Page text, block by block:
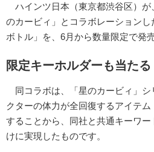
ハインツ日本（東京都渋谷区）が
のカービィ」とコラボレーション
ボトル」を、6月から数量限定で発
限定キーホルダーも当たる
同コラボは、「星のカービィ」シ
クターの体力が全回復するアイテ
することから、同社と共通キーワー
けに実現したものです。